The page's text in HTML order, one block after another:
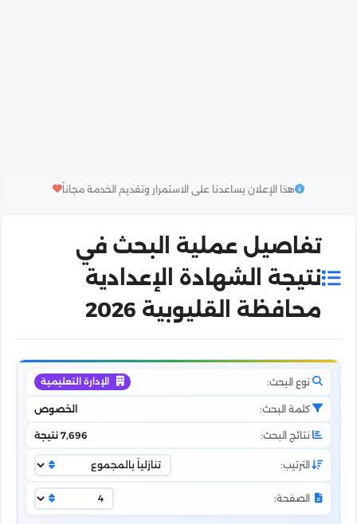
هذا الإعلان يساعدنا على الاستمرار وتقديم الخدمة مجاناً
تفاصيل عملية البحث في
نتيجة الشهادة الإعدادية
محافظة القليوبية 2026
نوع البحث: الإدارة التعليمية
كلمة البحث: الخصوص
نتائج البحث: 7,696 نتيجة
الترتيب:
الصفحة: